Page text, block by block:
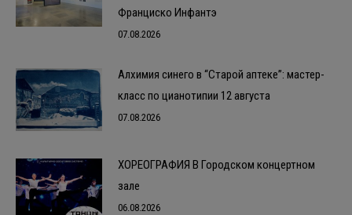
Франциско Инфантэ
07.08.2026
Алхимия синего в “Старой аптеке”: мастер-
класс по цианотипии 12 августа
07.08.2026
ХОРЕОГРАФИЯ В Городском концертном
зале
06.08.2026